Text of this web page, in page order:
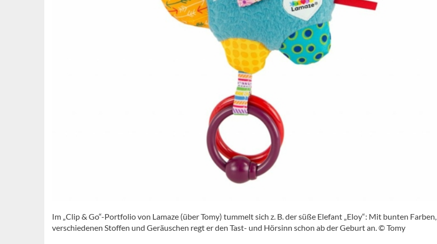
Im „Clip & Go“-Portfolio von Lamaze (über Tomy) tummelt sich z. B. der süße Elefant „Eloy“: Mit bunten Farben,
verschiedenen Stoffen und Geräuschen regt er den Tast- und Hörsinn schon ab der Geburt an. © Tomy